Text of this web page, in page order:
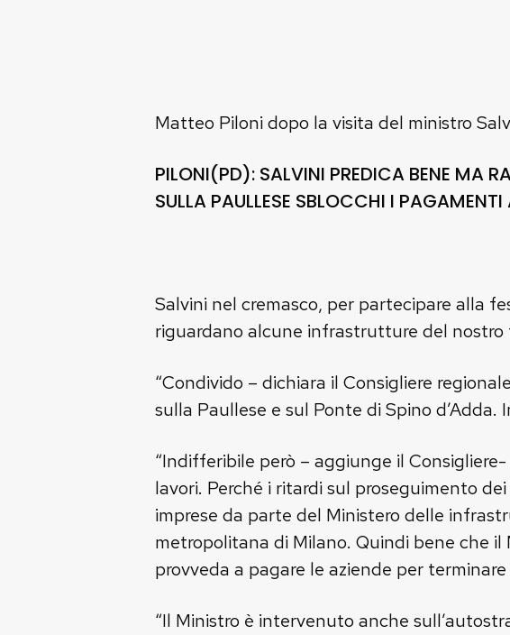
Matteo Piloni dopo la visita del ministro
PILONI(PD): SALVINI PREDICA BENE MA
SULLA PAULLESE SBLOCCHI I PAGAMENTI
Salvini nel cremasco, per partecipare alla
riguardano alcune infrastrutture del nostro
“Condivido – dichiara il Consigliere regionale
sulla Paullese e sul Ponte di Spino
“Indifferibile però – aggiunge il
lavori. Perché i ritardi sul proseguimento
imprese da parte del Ministero delle
metropolitana di Milano. Quindi bene che
provveda a pagare le aziende per terminare
“Il Ministro è intervenuto anche